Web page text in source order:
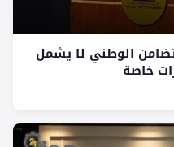
الوطني لا يشمل
خاصة